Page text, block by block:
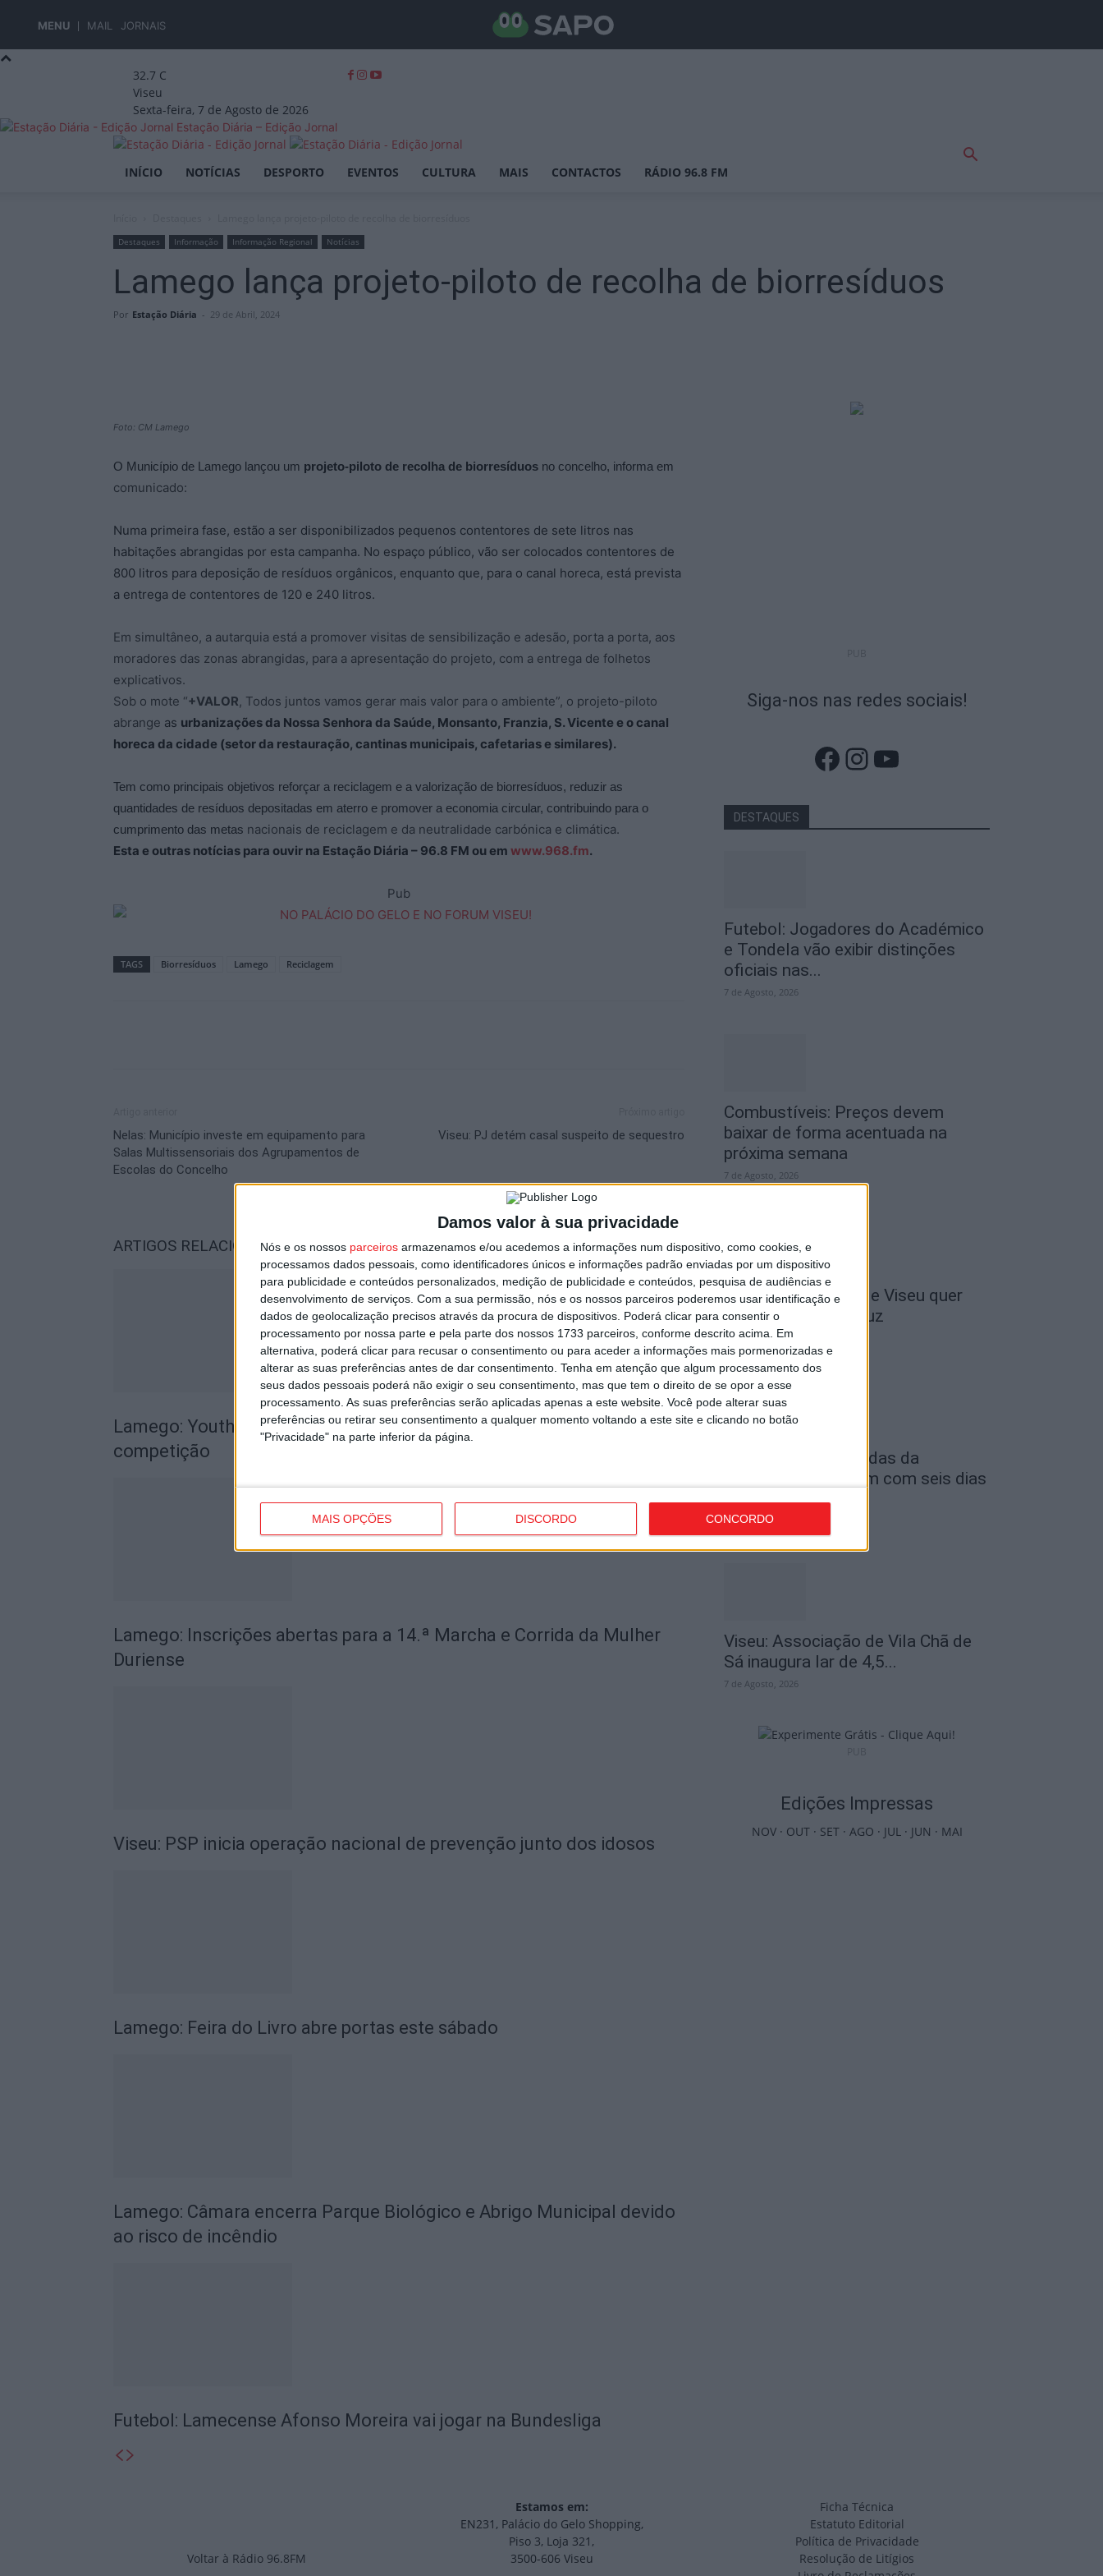
Damos valor à sua privacidade
Nós e os nossos parceiros armazenamos e/ou acedemos a informações num dispositivo, como cookies, e
processamos dados pessoais, como identificadores únicos e informações padrão enviadas por um dispositivo
para publicidade e conteúdos personalizados, medição de publicidade e conteúdos, pesquisa de audiências e
desenvolvimento de serviços. Com a sua permissão, nós e os nossos parceiros poderemos usar identificação e
dados de geolocalização precisos através da procura de dispositivos. Poderá clicar para consentir o
processamento por nossa parte e pela parte dos nossos 1733 parceiros, conforme descrito acima. Em
alternativa, poderá clicar para recusar o consentimento ou para aceder a informações mais pormenorizadas e
alterar as suas preferências antes de dar consentimento. Tenha em atenção que algum processamento dos
seus dados pessoais poderá não exigir o seu consentimento, mas que tem o direito de se opor a esse
processamento. As suas preferências serão aplicadas apenas a este website. Você pode alterar suas
preferências ou retirar seu consentimento a qualquer momento voltando a este site e clicando no botão
"Privacidade" na parte inferior da página.
MAIS OPÇÕES DISCORDO CONCORDO
MENU MAIL JORNAIS
32.7 C
Viseu
Sexta-feira, 7 de Agosto de 2026
Estação Diária – Edição Jornal
INÍCIO NOTÍCIAS DESPORTO EVENTOS CULTURA MAIS CONTACTOS RÁDIO 96.8 FM
Destaques Informação Informação Regional Notícias
Lamego lança projeto-piloto de recolha de biorresíduos
Por Estação Diária - 29 de Abril, 2024
Foto: CM Lamego
O Município de Lamego lançou um projeto-piloto de recolha de biorresíduos no concelho, informa em
comunicado:
Numa primeira fase, estão a ser disponibilizados pequenos contentores de sete litros nas
habitações abrangidas por esta campanha. No espaço público, vão ser colocados contentores de
800 litros para deposição de resíduos orgânicos, enquanto que, para o canal horeca, está prevista
a entrega de contentores de 120 e 240 litros.
Em simultâneo, a autarquia está a promover visitas de sensibilização e adesão, porta a porta, aos
moradores das zonas abrangidas, para a apresentação do projeto, com a entrega de folhetos
explicativos.
Sob o mote “+VALOR, Todos juntos vamos gerar mais valor para o ambiente”, o projeto-piloto
abrange as urbanizações da Nossa Senhora da Saúde, Monsanto, Franzia, S. Vicente e o canal
horeca da cidade (setor da restauração, cantinas municipais, cafetarias e similares).
Tem como principais objetivos reforçar a reciclagem e a valorização de biorresíduos, reduzir as
quantidades de resíduos depositadas em aterro e promover a economia circular, contribuindo para o
cumprimento das metas nacionais de reciclagem e da neutralidade carbónica e climática.
Esta e outras notícias para ouvir na Estação Diária – 96.8 FM ou em www.968.fm.
Pub
TAGS Biorresíduos Lamego Reciclagem
Nelas: Município investe em equipamento para
Salas Multissensoriais dos Agrupamentos de
Escolas do Concelho
Viseu: PJ detém casal suspeito de sequestro
ARTIGOS RELACIONADOSMais do autor
Lamego: Youth Cup junta futsal, andebol e voleibol em três dias de
competição
Lamego: Inscrições abertas para a 14.ª Marcha e Corrida da Mulher
Duriense
Viseu: PSP inicia operação nacional de prevenção junto dos idosos
Lamego: Feira do Livro abre portas este sábado
Lamego: Câmara encerra Parque Biológico e Abrigo Municipal devido
ao risco de incêndio
Futebol: Lamecense Afonso Moreira vai jogar na Bundesliga
Siga-nos nas redes sociais!
Facebook
Instagram
YouTube
DESTAQUES
Futebol: Jogadores do Académico
e Tondela vão exibir distinções
oficiais nas...
7 de Agosto, 2026
Combustíveis: Preços devem
baixar de forma acentuada na
próxima semana
7 de Agosto, 2026
I Liga: Académico de Viseu quer
travar Benfica na Luz
7 de Agosto, 2026
Castro Daire: Jornadas da
Juventude arrancam com seis dias
de atividades...
7 de Agosto, 2026
Viseu: Associação de Vila Chã de
Sá inaugura lar de 4,5...
7 de Agosto, 2026
Edições Impressas
NOV· OUT· SET· AGO · JUL· JUN · MAI
Voltar à Rádio 96.8FM
Estamos em:
EN231, Palácio do Gelo Shopping,
Piso 3, Loja 321,
3500-606 Viseu
Ficha Técnica
Estatuto Editorial
Política de Privacidade
Resolução de Litígios